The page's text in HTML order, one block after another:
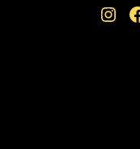
Instagram Facebook